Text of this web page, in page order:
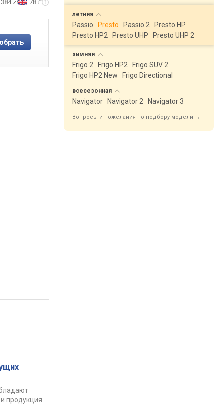
384 zł 78 £
продукция
летняя
Passio Presto Passio 2
Presto HP
Presto HP2
Presto UHP Presto UHP 2
зимняя
Frigo 2 Frigo HP2
Frigo SUV 2
Frigo HP2 New
Frigo Directional
всесезонная
Navigator Navigator 2 Navigator 3
Вопросы и пожелания по подбору модели →